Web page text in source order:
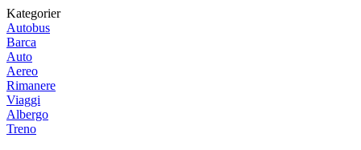
Kategorier
Autobus
Barca
Auto
Aereo
Rimanere
Viaggi
Albergo
Treno